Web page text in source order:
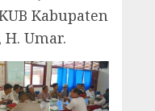
Kabupaten
Umar.